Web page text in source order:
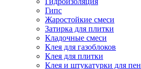
Гипс
Жаростойкие смеси
Затирка для плитки
Кладочные смеси
Клея для газоблоков
Клея для плитки
Клея и штукатурки для